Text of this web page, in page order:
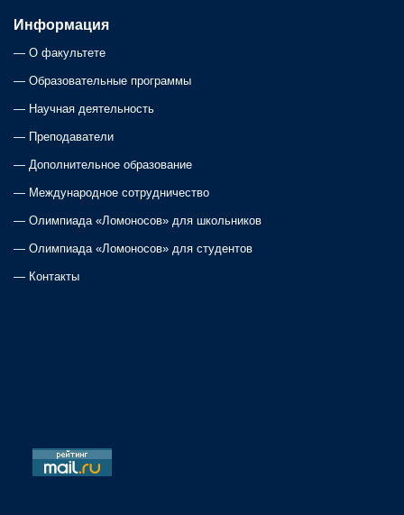
Информация
— О факультете
— Образовательные программы
— Научная деятельность
— Преподаватели
— Дополнительное образование
— Международное сотрудничество
— Олимпиада «Ломоносов» для школьников
— Олимпиада «Ломоносов» для студентов
— Контакты